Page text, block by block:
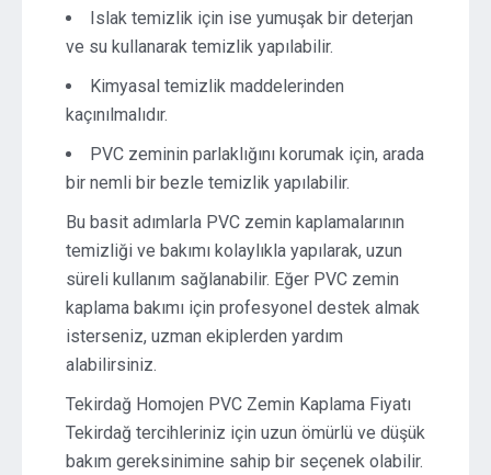
Islak temizlik için ise yumuşak bir deterjan
ve su kullanarak temizlik yapılabilir.
Kimyasal temizlik maddelerinden
kaçınılmalıdır.
PVC zeminin parlaklığını korumak için, arada
bir nemli bir bezle temizlik yapılabilir.
Bu basit adımlarla PVC zemin kaplamalarının
temizliği ve bakımı kolaylıkla yapılarak, uzun
süreli kullanım sağlanabilir. Eğer PVC zemin
kaplama bakımı için profesyonel destek almak
isterseniz, uzman ekiplerden yardım
alabilirsiniz.
Tekirdağ Homojen PVC Zemin Kaplama Fiyatı
Tekirdağ tercihleriniz için uzun ömürlü ve düşük
bakım gereksinimine sahip bir seçenek olabilir.